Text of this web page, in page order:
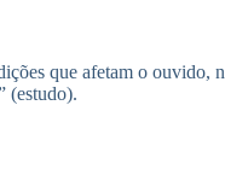
que afetam o ouvido,
(estudo).